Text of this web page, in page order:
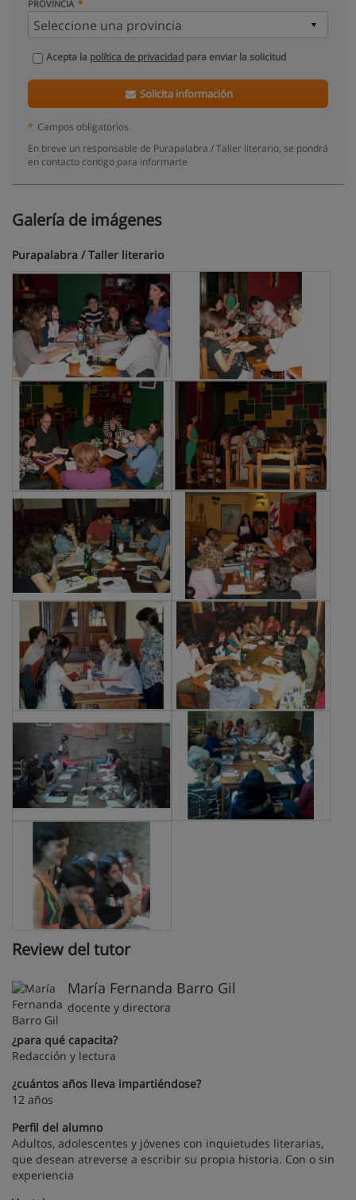
PROVINCIA
Acepta la política de privacidad para enviar la solicitud
Solicita información
* Campos obligatorios
En breve un responsable de Purapalabra / Taller literario, se pondrá
en contacto contigo para informarte
Galería de imágenes
Purapalabra / Taller literario
Review del tutor
María Fernanda Barro Gil
docente y directora
¿para qué capacita?
Redacción y lectura
¿cuántos años lleva impartiéndose?
12 años
Perfil del alumno
Adultos, adolescentes y jóvenes con inquietudes literarias,
que desean atreverse a escribir su propia historia. Con o sin
experiencia